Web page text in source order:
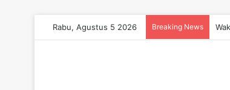
Rabu, Agustus 5 2026 Breaking News